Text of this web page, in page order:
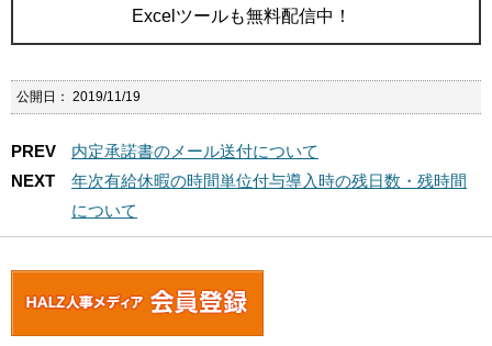
Excelツールも無料配信中！
公開日： 2019/11/19
PREV
内定承諾書のメール送付について
NEXT
年次有給休暇の時間単位付与導入時の残日数・残時間
について